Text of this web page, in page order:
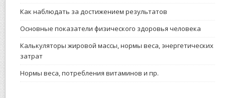
Как наблюдать за достижением результатов
Основные показатели физического здоровья человека
Калькуляторы жировой массы, нормы веса, энергетических
затрат
Нормы веса, потребления витаминов и пр.